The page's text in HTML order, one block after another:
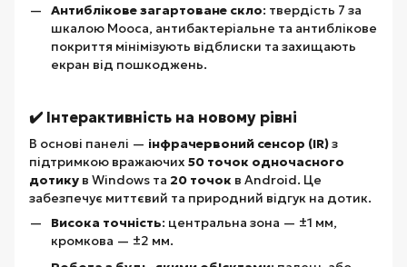
Антиблікове загартоване скло: твердість 7 за
шкалою Мооса, антибактеріальне та антиблікове
покриття мінімізують відблиски та захищають
екран від пошкоджень.
✔️ Інтерактивність на новому рівні
В основі панелі — інфрачервоний сенсор (IR)з
підтримкою вражаючих 50 точок одночасного
дотику в Windows та 20 точок в Android. Це
забезпечує миттєвий та природний відгук на дотик.
Висока точність: центральна зона — ±1 мм,
кромкова — ±2 мм.